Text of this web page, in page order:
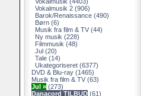
Vokalmusik 2 (906)
Barok/Renaissance (490)
Børn (6)
Musik fra film & TV (44)
Ny musik (228)
Filmmusik (48)
Jul (20)
Tale (14)
Ukategoriseret (6377)
DVD & Blu-ray (1465)
Musik fra film & TV (63)
Jul » (273)
Danacord TILBUD (61)